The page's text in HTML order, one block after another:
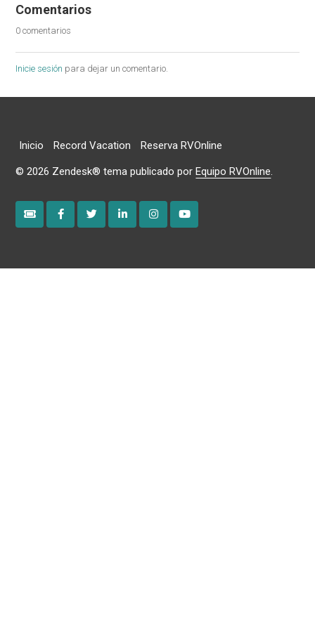
Comentarios
0 comentarios
Inicie sesión para dejar un comentario.
Inicio Record Vacation Reserva RVOnline
©2026 Zendesk® tema publicado porEquipo RVOnline.